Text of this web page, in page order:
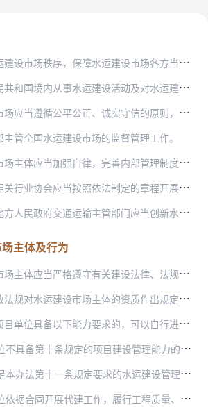
市场各方当事人合法权益，根据《中华人民共和国港口法》《中华人民共和国航道法》《中华人民共和国招标投标法》《建设工程质量管理条…
内从事水运建设活动及对水运建设市场实施监督管理，适用本办法。
、诚实守信的原则，建立和维护统一开放、竞争有序的市场秩序。禁止任何形式的地方保护和行业保护。
主管全国水运建设市场的监督管理工作。
律，完善内部管理制度，诚信经营，遵守职业道德，自觉维护市场秩序，履行社会责任，接受社会监督。
当按照依法制定的章程开展活动，完善行业自律管理制度体系，加强行业自律和服务。
管部门应当创新水运建设市场监管方式和监管手段，加强信息化应用和信用信息资源共享，实现与相关部门的协同监管。
主体及行为
格遵守有关建设法律、法规、规章及相关规定，执行国家和行业建设标准，诚实守信。
建设市场主体的资质作出规定的，水运建设市场主体应当依法具备规定的资质要求。
位具备以下能力要求的，可以自行进行项目建设管理：
条规定的项目建设管理能力的，应当委托符合以下要求的代建单位进行项目建设管理：
一条规定要求的水运建设管理单位及水运工程勘察、设计、施工、工程监理企业开展代建工作。
履行工程质量、安全、进度、工程计量、资金支付、环境保护等相关管理责任，承担项目档案及有关技术资料的收集、整理、归档等工作，负责质量…